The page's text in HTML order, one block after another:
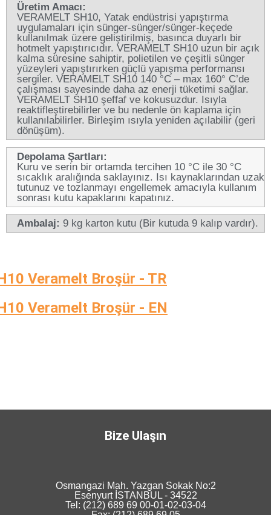
Üretim Amacı:
VERAMELT SH10, Yatak endüstrisi yapıştırma
uygulamaları için sünger-sünger/sünger-keçede
kullanılmak üzere geliştirilmiş, basınca duyarlı bir
hotmelt yapıştırıcıdır. VERAMELT SH10 uzun bir açık
kalma süresine sahiptir, polietilen ve çeşitli sünger
yüzeyleri yapıştırırken güçlü yapışma performansı
sergiler. VERAMELT SH10 140 °C – max 160° C’de
çalışması sayesinde daha az enerji tüketimi sağlar.
VERAMELT SH10 şeffaf ve kokusuzdur. Isıyla
reaktifleştirebilirler ve bu nedenle ön kaplama için
kullanılabilirler. Birleşim ısıyla yeniden açılabilir (geri
dönüşüm).
Depolama Şartları:
Kuru ve serin bir ortamda tercihen 10 °C ile 30 °C
sıcaklık aralığında saklayınız. Isı kaynaklarından uzak
tutunuz ve tozlanmayı engellemek amacıyla kullanım
sonrası kutu kapaklarını kapatınız.
Ambalaj: 9 kg karton kutu (Bir kutuda 9 kalıp vardır).
Veramelt Broşür - TR
Veramelt Broşür - EN
Bize Ulaşın
Osmangazi Mah. Yazgan Sokak No:2
Esenyurt İSTANBUL - 34522
Tel: (212) 689 69 00-01-02-03-04